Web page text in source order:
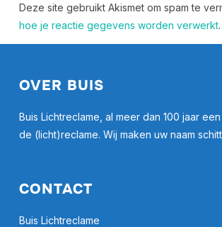
Deze site gebruikt Akismet om spam te
hoe je reactie gegevens worden verwerkt.
OVER BUIS
Buis Lichtreclame, al meer dan 100 jaar
de (licht)reclame. Wij maken uw naam
CONTACT
Buis Lichtreclame